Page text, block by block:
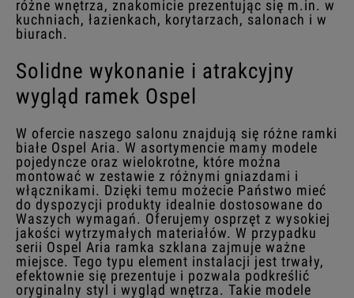
różne wnętrza, znakomicie prezentując się m.in. w
kuchniach, łazienkach, korytarzach, salonach i w
biurach.
Solidne wykonanie i atrakcyjny
wygląd ramek Ospel
W ofercie naszego salonu znajdują się różne ramki
białe Ospel Aria. W asortymencie mamy modele
pojedyncze oraz wielokrotne, które można
montować w zestawie z różnymi gniazdami i
włącznikami. Dzięki temu możecie Państwo mieć
do dyspozycji produkty idealnie dostosowane do
Waszych wymagań. Oferujemy osprzęt z wysokiej
jakości wytrzymałych materiałów. W przypadku
serii Ospel Aria ramka szklana zajmuje ważne
miejsce. Tego typu element instalacji jest trwały,
efektownie się prezentuje i pozwala podkreślić
oryginalny styl i wygląd wnętrza. Takie modele